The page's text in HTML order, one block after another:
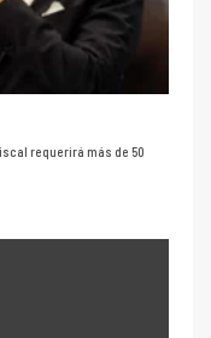
requerirá más de 50